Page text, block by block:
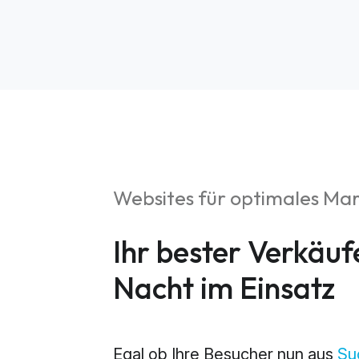
Web
Websites für optimales
Ihr bester
Nacht im Einsatz
Egal ob Ihre Besucher nun aus